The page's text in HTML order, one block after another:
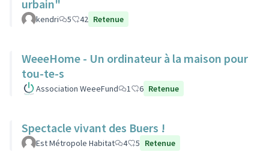
urbain"
kendri 5 42 Retenue
WeeeHome - Un ordinateur à la maison pour
tou-te-s
Association WeeeFund 1 6 Retenue
Spectacle vivant des Buers !
Est Métropole Habitat 4 5 Retenue